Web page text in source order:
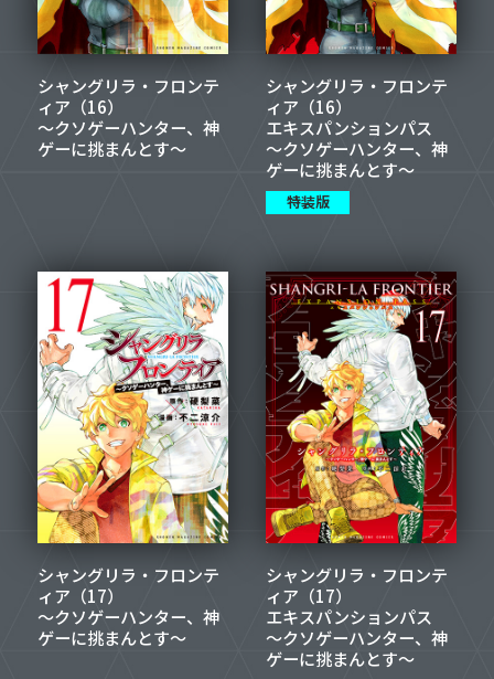
シャングリラ・フロンテ
ィア（16）
～クソゲーハンター、神
ゲーに挑まんとす～
シャングリラ・フロンテ
ィア（16）
エキスパンションパス
～クソゲーハンター、神
ゲーに挑まんとす～
特装版
シャングリラ・フロンテ
ィア（17）
～クソゲーハンター、神
ゲーに挑まんとす～
シャングリラ・フロンテ
ィア（17）
エキスパンションパス
～クソゲーハンター、神
ゲーに挑まんとす～